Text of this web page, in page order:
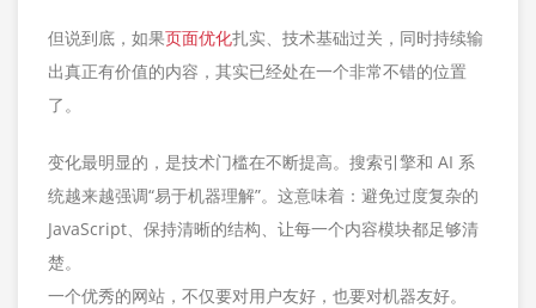
但说到底，如果页面优化扎实、技术基础过关，同时持续输
出真正有价值的内容，其实已经处在一个非常不错的位置
了。
变化最明显的，是技术门槛在不断提高。搜索引擎和 AI 系
统越来越强调“易于机器理解”。这意味着：避免过度复杂的
JavaScript、保持清晰的结构、让每一个内容模块都足够清
楚。
一个优秀的网站，不仅要对用户友好，也要对机器友好。